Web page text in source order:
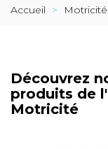
Accueil > Motricité
Découvrez
produits de
Motricité